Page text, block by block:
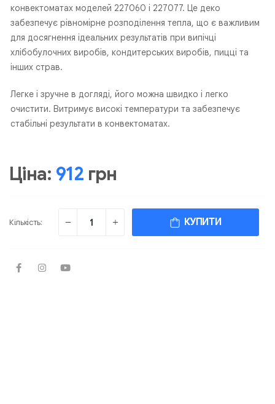
конвектоматах моделей 227060 і 227077. Це деко
забезпечує рівномірне розподілення тепла, що є важливим
для досягнення ідеальних результатів при випічці
хлібобулочних виробів, кондитерських виробів, пицці та
інших страв.
Легке і зручне в догляді, його можна швидко і легко
очистити. Витримує високі температури та забезпечує
стабільні результати в конвектоматах.
Ціна: 912 грн
Кількість: КУПИТИ